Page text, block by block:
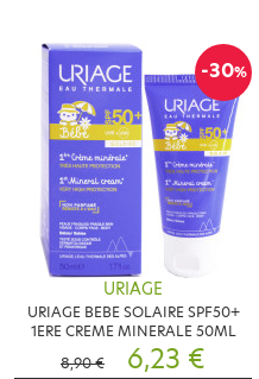
-30%
URIAGE
URIAGE BEBE SOLAIRE SPF50+
1ERE CREME MINERALE 50ML
8,90 €
6,23 €